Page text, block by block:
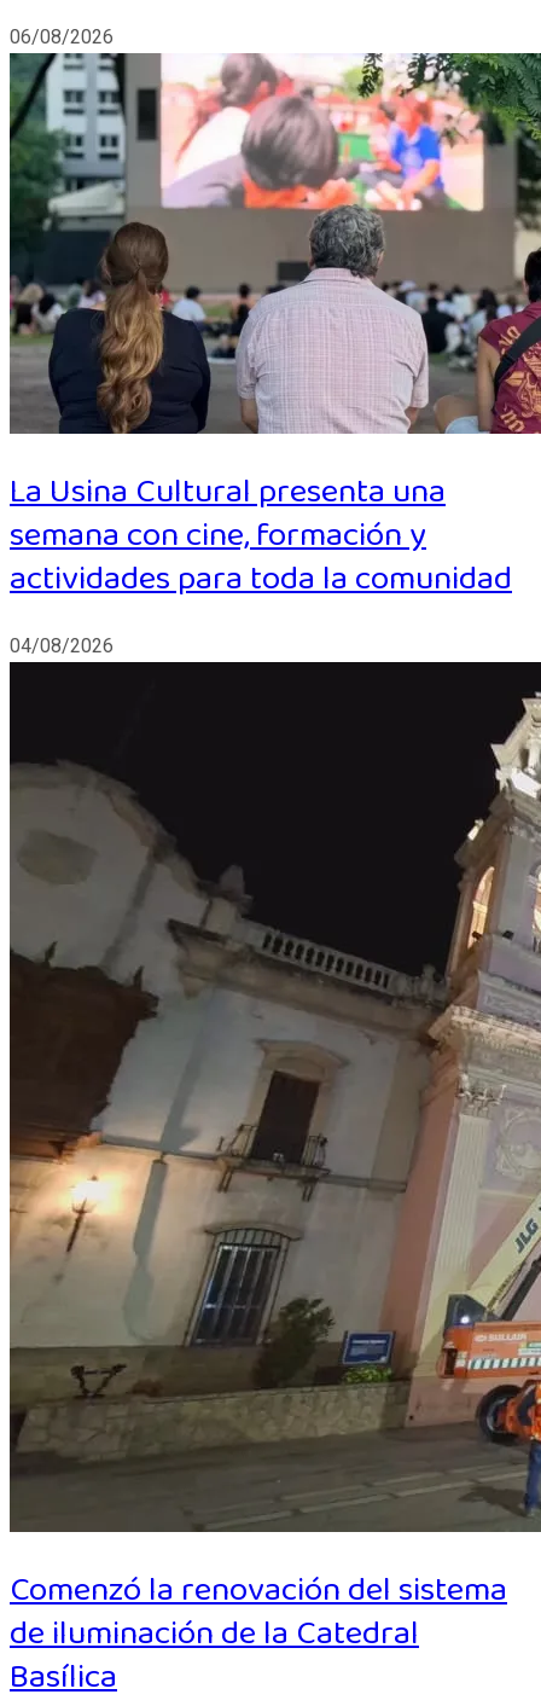
06/08/2026
La Usina Cultural presenta una
semana con cine, formación y
actividades para toda la comunidad
04/08/2026
Comenzó la renovación del sistema
de iluminación de la Catedral
Basílica